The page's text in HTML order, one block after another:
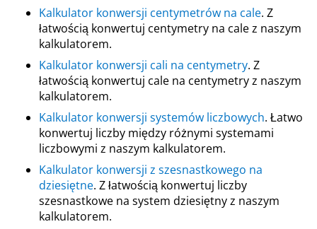
Kalkulator konwersji centymetrów na cale. Z
łatwością konwertuj centymetry na cale z naszym
kalkulatorem.
Kalkulator konwersji cali na centymetry. Z
łatwością konwertuj cale na centymetry z naszym
kalkulatorem.
Kalkulator konwersji systemów liczbowych. Łatwo
konwertuj liczby między różnymi systemami
liczbowymi z naszym kalkulatorem.
Kalkulator konwersji z szesnastkowego na
dziesiętne. Z łatwością konwertuj liczby
szesnastkowe na system dziesiętny z naszym
kalkulatorem.